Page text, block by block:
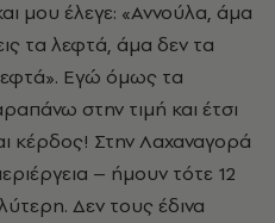
μου έλεγε: «Αννούλα, άμα
τα λεφτά, άμα δεν τα
Εγώ όμως τα
στην τιμή και έτσι
κέρδος! Στην Λαχαναγορά
– ήμουν τότε 12
Δεν τους έδινα